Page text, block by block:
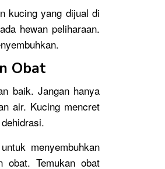
kucing yang dijual di
hewan peliharaan.
Obat
baik. Jangan hanya
air. Kucing mencret
menyembuhkan
obat. Temukan obat